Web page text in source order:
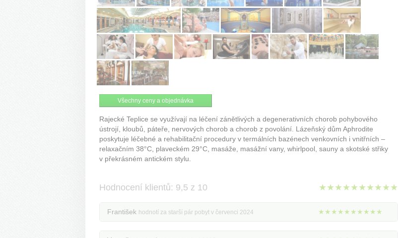
Všechny ceny a objednávka
Rajecké Teplice se využívají na léčení zánětlivých a degenerativních chorob pohybového
ústrojí, kloubů, páteře, nervových chorob a chorob z povolání. Lázeňský dům Aphrodite
poskytuje léčebné a rehabilitační procedury v termálních bazénech venkovních i vnitřních –
relaxačním 38°C, plaveckém 29°C, masáže, masážní vany, whirlpool, sauny a skotské střiky
v překrásném antickém stylu.
Hodnocení klientů: 9,5 z 10 ★★★★★★★★★★
František hodnotí za starší pár pobyt v červenci 2024 ★★★★★★★★★★